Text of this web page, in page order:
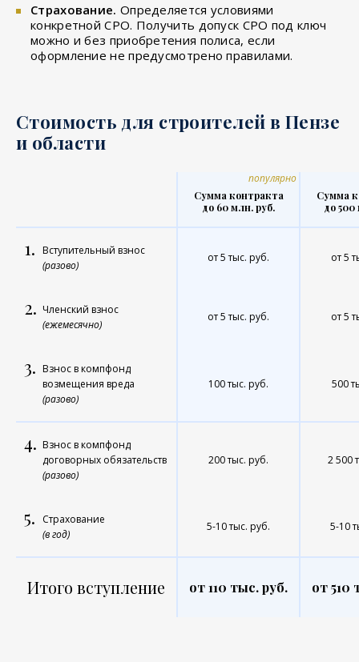
Страхование. Определяется условиями
конкретной СРО. Получить допуск СРО под ключ
можно и без приобретения полиса, если
оформление не предусмотрено правилами.
Стоимость для строителей в Пензе
и области
Сумма контракта
до 60 млн. руб.
популярно
Сумма
до
1. Вступительный взнос
(разово)
от 5 тыс. руб. от 5
2. Членский взнос
(ежемесячно)
от 5 тыс. руб. от 5
3. Взнос в компфонд
возмещения вреда
(разово)
100 тыс. руб. 500
4. Взнос в компфонд
договорных обязательств
(разово)
200 тыс. руб. 2 500
5.
Страхование
(в год)
5-10 тыс. руб. 5-10
Итого вступление от 110 тыс. руб. от 510